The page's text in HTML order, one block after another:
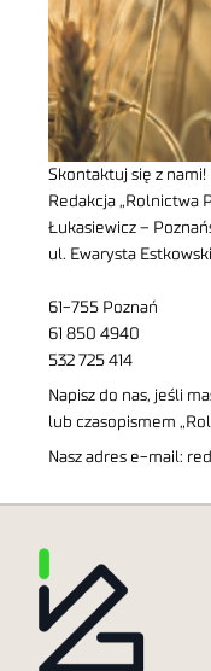
Skontaktuj się z nami!
Redakcja „Rolnictwa
Łukasiewicz –
ul. Ewarysta
61-755 Poznań
61 850 4940
532 725 414
Napisz do nas, jeśli
lub czasopismem
Nasz adres e-mail: